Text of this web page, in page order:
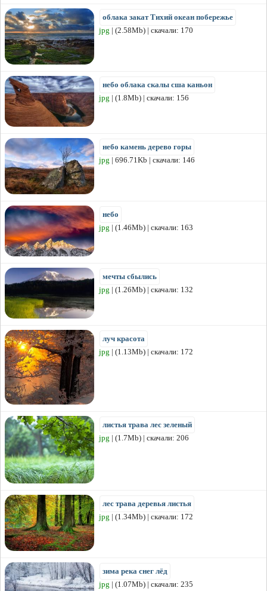
облака закат Тихий океан побережье
jpg | (2.58Mb) | скачали: 170
небо облака скалы сша каньон
jpg | (1.8Mb) | скачали: 156
небо камень дерево горы
jpg | 696.71Kb | скачали: 146
небо
jpg | (1.46Mb) | скачали: 163
мечты сбылись
jpg | (1.26Mb) | скачали: 132
луч красота
jpg | (1.13Mb) | скачали: 172
листья трава лес зеленый
jpg | (1.7Mb) | скачали: 206
лес трава деревья листья
jpg | (1.34Mb) | скачали: 172
зима река снег лёд
jpg | (1.07Mb) | скачали: 235